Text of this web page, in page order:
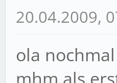
20.04.2009,
ola nochmal
mhm als